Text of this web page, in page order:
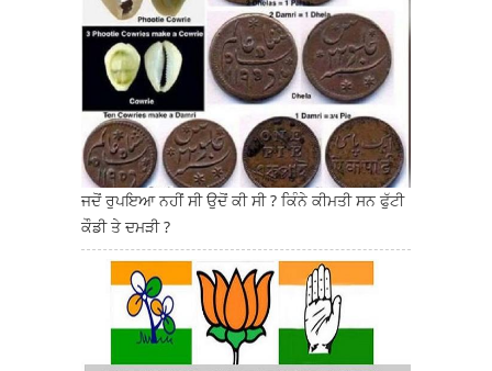
ਜਦੋਂ ਰੁਪਇਆ ਨਹੀਂ ਸੀ ਉਦੋਂ ਕੀ ਸੀ ? ਕਿੰਨੇ ਕੀਮਤੀ ਸਨ ਫੁੱਟੀ
ਕੌਡੀ ਤੇ ਦਮੜੀ ?